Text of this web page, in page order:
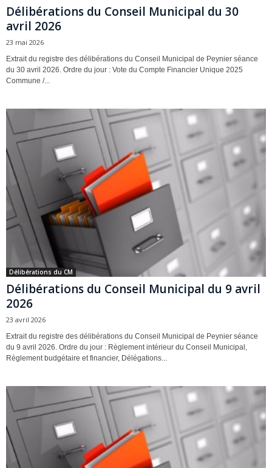
Délibérations du Conseil Municipal du 30
avril 2026
23 mai 2026
Extrait du registre des délibérations du Conseil Municipal de Peynier séance
du 30 avril 2026. Ordre du jour : Vote du Compte Financier Unique 2025
Commune /...
Délibérations du CM
Délibérations du Conseil Municipal du 9 avril
2026
23 avril 2026
Extrait du registre des délibérations du Conseil Municipal de Peynier séance
du 9 avril 2026. Ordre du jour : Règlement intérieur du Conseil Municipal,
Règlement budgétaire et financier, Délégations...